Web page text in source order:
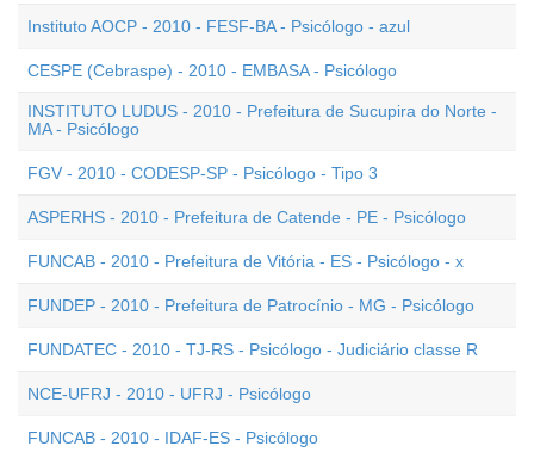
Instituto AOCP - 2010 - FESF-BA - Psicólogo - azul
CESPE (Cebraspe) - 2010 - EMBASA - Psicólogo
INSTITUTO LUDUS - 2010 - Prefeitura de Sucupira do Norte -
MA - Psicólogo
FGV - 2010 - CODESP-SP - Psicólogo - Tipo 3
ASPERHS - 2010 - Prefeitura de Catende - PE - Psicólogo
FUNCAB - 2010 - Prefeitura de Vitória - ES - Psicólogo - x
FUNDEP - 2010 - Prefeitura de Patrocínio - MG - Psicólogo
FUNDATEC - 2010 - TJ-RS - Psicólogo - Judiciário classe R
NCE-UFRJ - 2010 - UFRJ - Psicólogo
FUNCAB - 2010 - IDAF-ES - Psicólogo